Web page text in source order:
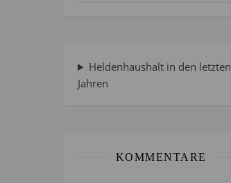
Heldenhaushalt in den letzten
Jahren
KOMMENTARE